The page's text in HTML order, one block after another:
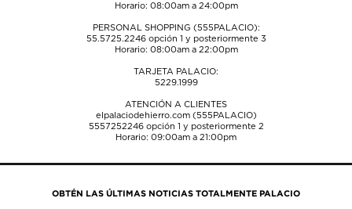
Horario: 08:00am a 24:00pm
PERSONAL SHOPPING (555PALACIO):
55.5725.2246opción 1 y posteriormente 3
Horario: 08:00am a 22:00pm
TARJETA PALACIO:
5229.1999
ATENCIÓN A CLIENTES
elpalaciodehierro.com (555PALACIO)
5557252246opción 1 y posteriormente 2
Horario: 09:00am a 21:00pm
OBTÉN LAS ÚLTIMAS NOTICIAS TOTALMENTE PALACIO